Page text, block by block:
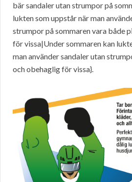
bär sandaler utan strumpor på
lukten som uppstår när man
strumpor på sommaren vara både
för vissa|Under sommaren kan
man använder sandaler utan
och obehaglig för vissa}.